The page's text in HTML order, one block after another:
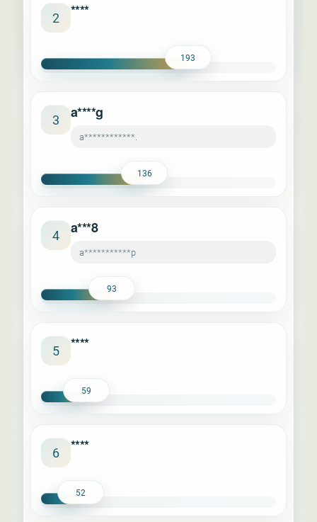
2 ****
193
3 a****g
a************.
136
4 a***8
a***********p
93
5 ****
59
6 ****
52